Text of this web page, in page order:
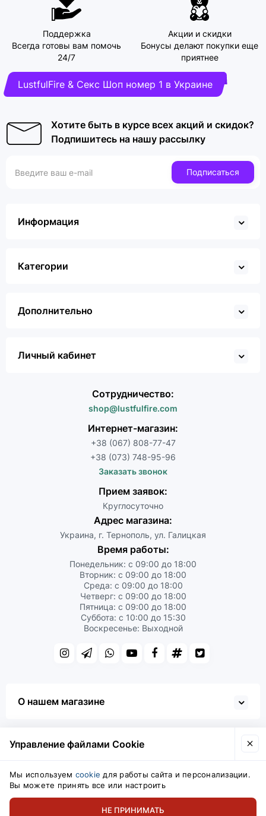
Поддержка
Всегда готовы вам помочь
24/7
Акции и скидки
Бонусы делают покупки еще
приятнее
LustfulFire & Секс Шоп номер 1 в Украине
Хотите быть в курсе всех акций и скидок?
Подпишитесь на нашу рассылку
Подписаться
Информация
Категории
Дополнительно
Личный кабинет
Сотрудничество:
shop@lustfulfire.com
Интернет-магазин:
+38 (067) 808-77-47
+38 (073) 748-95-96
Заказать звонок
Прием заявок:
Круглосуточно
Адрес магазина:
Украина, г. Тернополь, ул. Галицкая
Время работы:
Понедельник: с 09:00 до 18:00
Вторник: с 09:00 до 18:00
Среда: с 09:00 до 18:00
Четверг: с 09:00 до 18:00
Пятница: с 09:00 до 18:00
Суббота: с 10:00 до 15:30
Воскресенье: Выходной
О нашем магазине
Управление файлами Cookie
Мы используем cookie для работы сайта и персонализации.
Вы можете принять все или настроить
НЕ ПРИНИМАТЬ